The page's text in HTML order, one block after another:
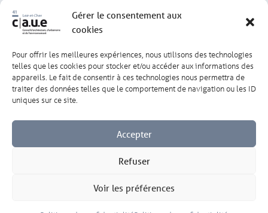
Gérer le consentement aux
cookies
Pour offrir les meilleures expériences, nous utilisons des technologies
telles que les cookies pour stocker et/ou accéder aux informations des
appareils. Le fait de consentir à ces technologies nous permettra de
traiter des données telles que le comportement de navigation ou les ID
uniques sur ce site.
Accepter
Refuser
Voir les préférences
Mentions légales Politique de confidentialité
Lexique Réalisation : olivgraphic.com